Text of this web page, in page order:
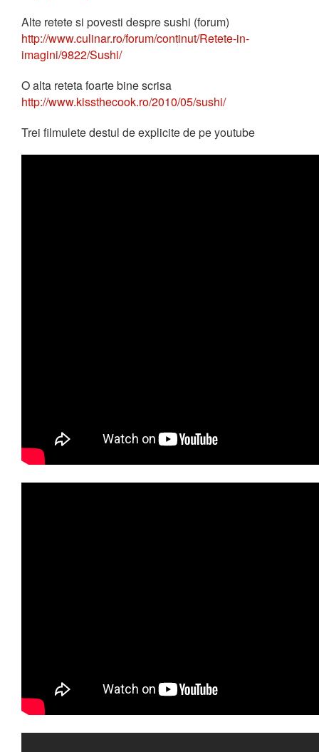
Alte retete si povesti despre sushi (forum)
http://www.culinar.ro/forum/continut/Retete-in-
imagini/9822/Sushi/
O alta reteta foarte bine scrisa
http://www.kissthecook.ro/2010/05/sushi/
Trei filmulete destul de explicite de pe youtube